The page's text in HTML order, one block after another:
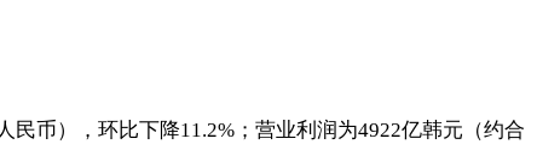
币），环比下降11.2%；营业利润为4922亿韩元（约合